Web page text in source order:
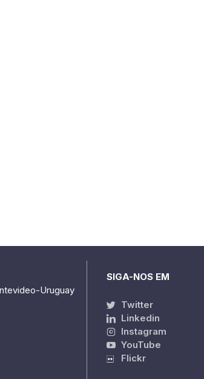
Uruguay
SIGA-NOS EM
Twitter
Linkedin
Instagram
YouTube
Flickr